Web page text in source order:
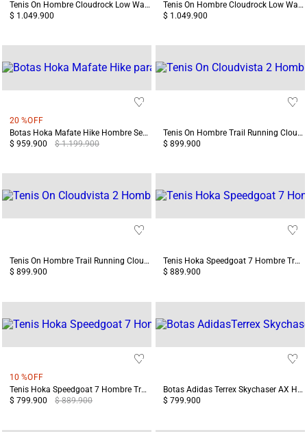
Tenis On Hombre Cloudrock Low Waterproof Negro
$ 1.049.900
Tenis On Hombre Cloudrock Low Waterproof Terreo/Gris
$ 1.049.900
20 %OFF
Botas Hoka Mafate Hike Hombre Senderismo Negras
$ 959.900
$ 1.199.900
Tenis On Hombre Trail Running Cloudvista 2 Negro
$ 899.900
Tenis On Hombre Trail Running Cloudvista 2 Blanco/Verde
$ 899.900
Tenis Hoka Speedgoat 7 Hombre Trail Running Amarillo/ Terreo
$ 889.900
10 %OFF
Tenis Hoka Speedgoat 7 Hombre Trail Running Verde/Azul
$ 799.900
$ 889.900
Botas Adidas Terrex Skychaser AX Hombre Gris/Negro
$ 799.900